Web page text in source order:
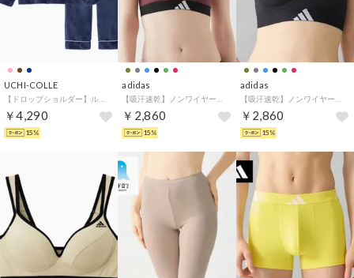
UCHI-COLLE
￥4,290
15%
adidas
￥2,860
15%
adidas
￥2,860
15%